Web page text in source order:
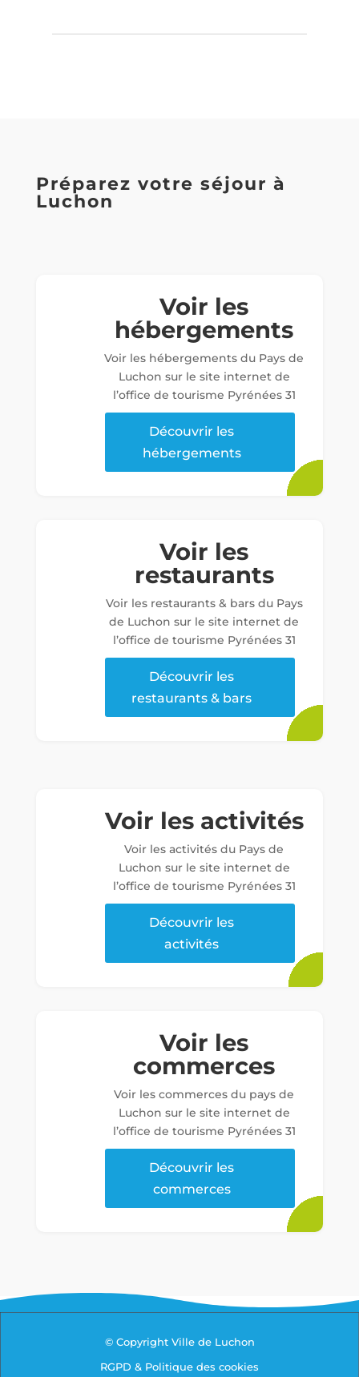
Préparez votre séjour à
Luchon
Voir les
hébergements
Voir les hébergements du Pays de
Luchon sur le site internet de
l’office de tourisme Pyrénées 31
Découvrir les
hébergements
Voir les
restaurants
Voir les restaurants & bars du Pays
de Luchon sur le site internet de
l’office de tourisme Pyrénées 31
Découvrir les
restaurants & bars
Voir les activités
Voir les activités du Pays de
Luchon sur le site internet de
l’office de tourisme Pyrénées 31
Découvrir les
activités
Voir les
commerces
Voir les commerces du pays de
Luchon sur le site internet de
l’office de tourisme Pyrénées 31
Découvrir les
commerces
© Copyright Ville de Luchon
RGPD & Politique des cookies